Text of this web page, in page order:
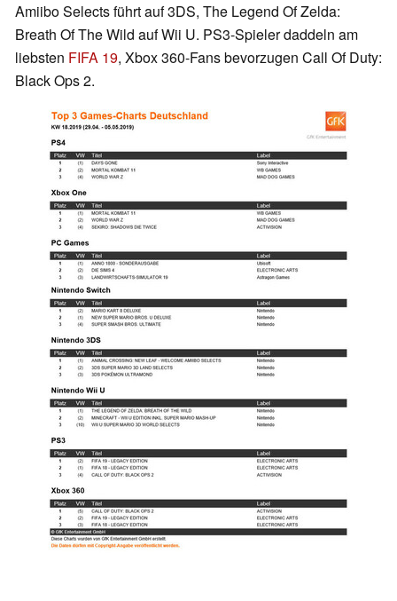
Amiibo Selects führt auf 3DS, The Legend Of Zelda:
Breath Of The Wild auf Wii U. PS3-Spieler daddeln am
liebsten FIFA 19, Xbox 360-Fans bevorzugen Call Of Duty:
Black Ops 2.